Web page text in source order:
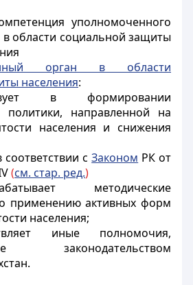
уполномоченного
в области социальной защиты
орган в области
населения:
в формировании
политики, направленной на
населения и снижения
сЗаконом РК от
(см. стар. ред.)
методические
применению активных форм
населения;
иные полномочия,
законодательством